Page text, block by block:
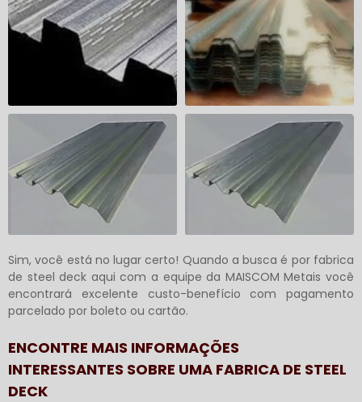
Sim, você está no lugar certo! Quando a busca é por fabrica
de steel deck aqui com a equipe da MAISCOM Metais você
encontrará excelente custo-benefício com pagamento
parcelado por boleto ou cartão.
ENCONTRE MAIS INFORMAÇÕES
INTERESSANTES SOBRE UMA FABRICA DE STEEL
DECK